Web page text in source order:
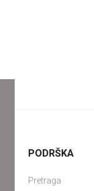
PODRŠKA
Pretraga